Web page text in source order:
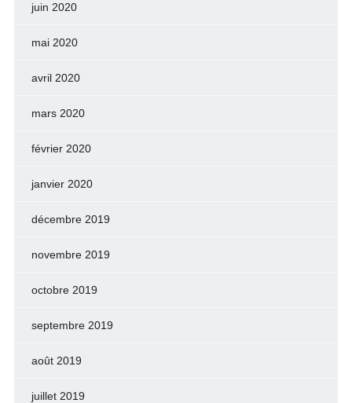
juin 2020
mai 2020
avril 2020
mars 2020
février 2020
janvier 2020
décembre 2019
novembre 2019
octobre 2019
septembre 2019
août 2019
juillet 2019